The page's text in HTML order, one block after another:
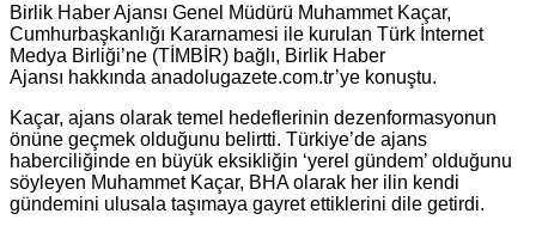
Birlik Haber Ajansı Genel Müdürü Muhammet Kaçar,
Cumhurbaşkanlığı Kararnamesi ile kurulan Türk İnternet
Medya Birliği’ne (TİMBİR) bağlı, Birlik Haber
Ajansı hakkında anadolugazete.com.tr’ye konuştu.
Kaçar, ajans olarak temel hedeflerinin dezenformasyonun
önüne geçmek olduğunu belirtti. Türkiye’de ajans
haberciliğinde en büyük eksikliğin ‘yerel gündem’ olduğunu
söyleyen Muhammet Kaçar, BHA olarak her ilin kendi
gündemini ulusala taşımaya gayret ettiklerini dile getirdi.